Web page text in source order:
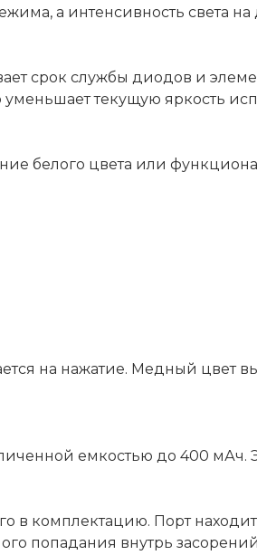
а интенсивность света на
срок службы диодов и
уменьшает текущую яркость
белого цвета или
на нажатие. Медный цвет
емкостью до 400 мАч.
в комплектацию. Порт
попадания внутрь